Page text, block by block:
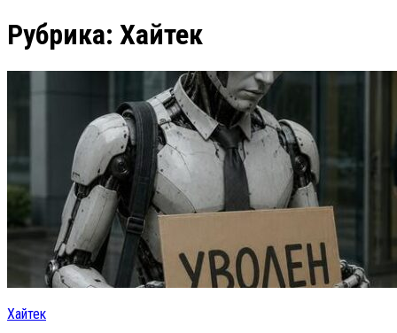
Рубрика: Хайтек
Хайтек